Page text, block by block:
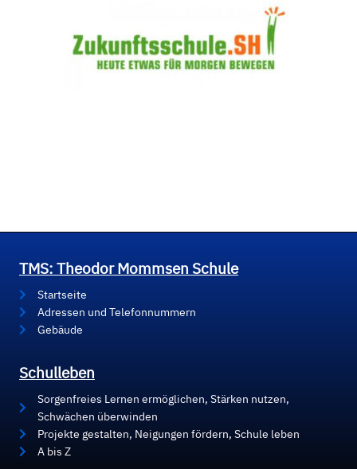
TMS: Theodor Mommsen Schule
Startseite
Adressen und Telefonnummern
Gebäude
Schulleben
Sorgenfreies Lernen ermöglichen, Stärken nutzen,
Schwächen überwinden
Projekte gestalten, Neigungen fördern, Schule leben
A bis Z